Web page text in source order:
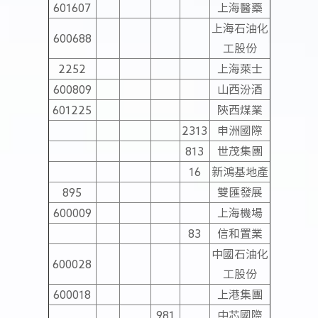
601607 上海醫藥
600688
上海石油化
工股份
2252
上海萊士
600809
山西汾酒
601225
陝西煤業
2313
申洲國際
813
世茂集團
16
新鴻基地產
895
雙匯發展
600009
上海機場
83
信和置業
600028
中國石油化
工股份
600018
上港集團
981
中芯國際